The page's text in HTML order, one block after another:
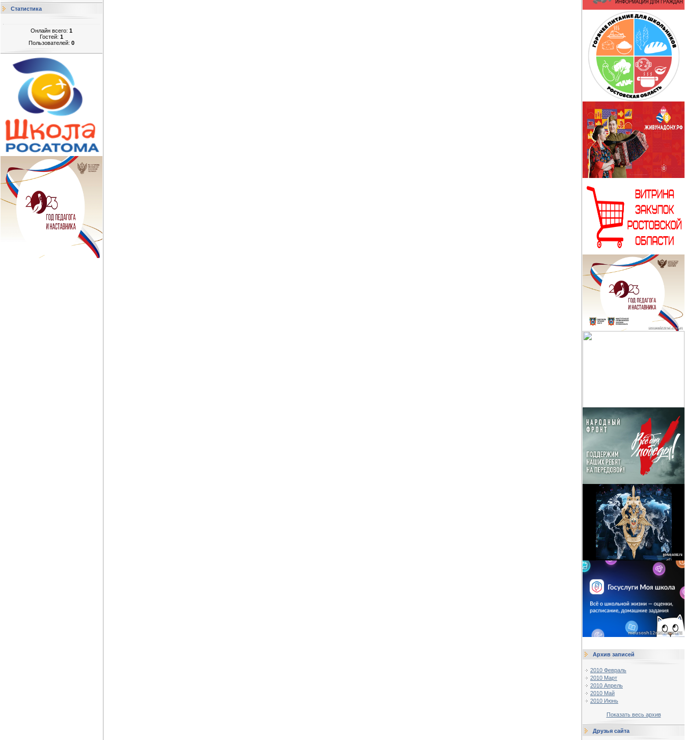
Статистика
Онлайн всего: 1
Гостей: 1
Пользователей: 0
Архив записей
2010 Февраль
2010 Март
2010 Апрель
2010 Май
2010 Июнь
Показать весь архив
Друзья сайта